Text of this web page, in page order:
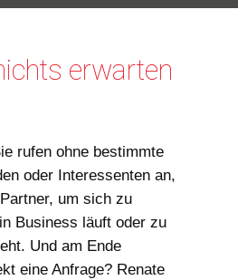
erwarten
rufen ohne bestimmte
oder Interessenten an,
um sich zu
Business läuft oder zu
Und am Ende
eine Anfrage? Renate